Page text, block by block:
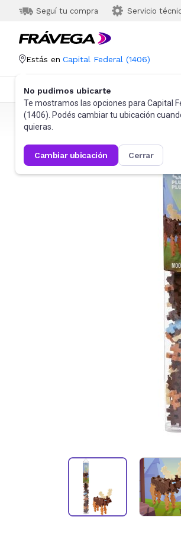
Seguí tu compra Servicio
Estás en Capital Federal (1406)
No pudimos ubicarte
Te mostramos las opciones para Capital
(1406). Podés cambiar tu ubicación
quieras.
cambiar ubicación cerrar
Categorías Más Vendidos
Frávega Juguetes y Juegos Bloques y